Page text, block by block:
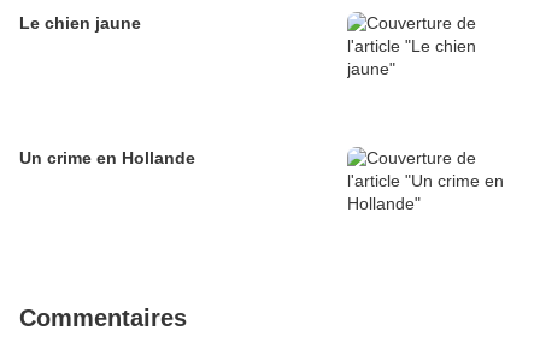
Le chien jaune
Un crime en Hollande
Commentaires